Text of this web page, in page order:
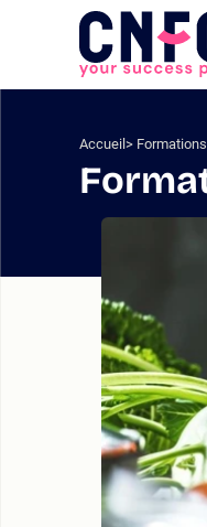
Aller
Logo
site
Accueil Formations